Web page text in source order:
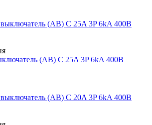
(АВ) C 25A 3P 6kA 400В